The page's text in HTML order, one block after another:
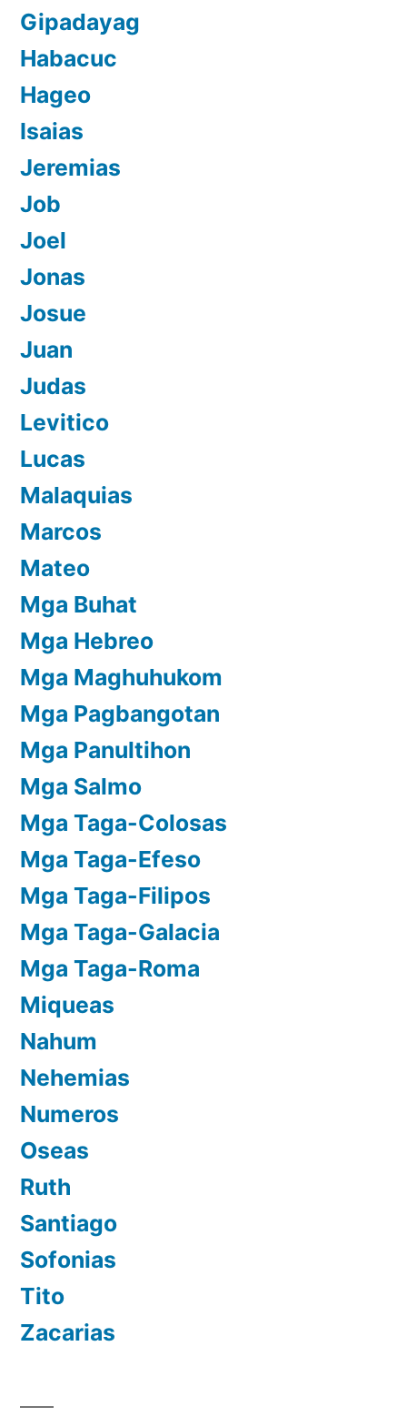
Gipadayag
Habacuc
Hageo
Isaias
Jeremias
Job
Joel
Jonas
Josue
Juan
Judas
Levitico
Lucas
Malaquias
Marcos
Mateo
Mga Buhat
Mga Hebreo
Mga Maghuhukom
Mga Pagbangotan
Mga Panultihon
Mga Salmo
Mga Taga-Colosas
Mga Taga-Efeso
Mga Taga-Filipos
Mga Taga-Galacia
Mga Taga-Roma
Miqueas
Nahum
Nehemias
Numeros
Oseas
Ruth
Santiago
Sofonias
Tito
Zacarias